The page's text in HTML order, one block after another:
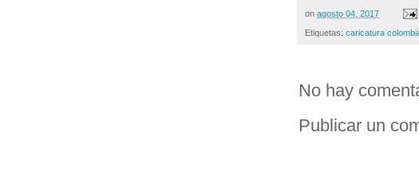
on agosto 04, 2017
Etiquetas: caricatura
No hay
Publicar un